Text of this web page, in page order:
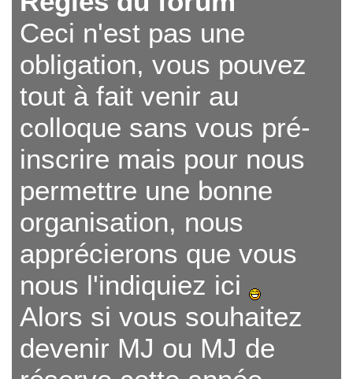
Ceci n'est pas une
obligation, vous pouvez
tout à fait venir au
colloque sans vous pré-
inscrire mais pour nous
permettre une bonne
organisation, nous
apprécierons que vous
nous l'indiquiez ici
Alors si vous souhaitez
devenir MJ ou MJ de